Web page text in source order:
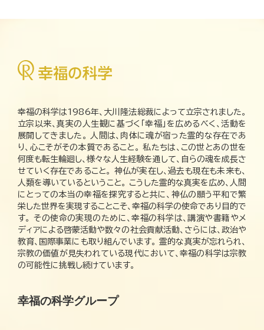
幸福の科学は1986年、大川隆法総裁によって立宗されました。
立宗以来、真実の人生観に基づく「幸福」を広めるべく、活動を
展開してきました。 人間は、肉体に魂が宿った霊的な存在であ
り、心こそがその本質であること。 私たちは、この世とあの世を
何度も転生輪廻し、様々な人生経験を通して、自らの魂を成長さ
せていく存在であること。 神仏が実在し、過去も現在も未来も、
人類を導いているということ。 こうした霊的な真実を広め、人間
にとっての本当の幸福を探究すると共に、神仏の願う平和で繁
栄した世界を実現することこそ、幸福の科学の使命であり目的で
す。 その使命の実現のために、幸福の科学は、講演や書籍やメ
ディアによる啓蒙活動や数々の社会貢献活動、さらには、政治や
教育、国際事業にも取り組んでいます。 霊的な真実が忘れられ、
宗教の価値が見失われている現代において、幸福の科学は宗教
の可能性に挑戦し続けています。
幸福の科学グループ